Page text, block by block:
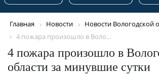
Главная Новости
Новости Вологодской
4 пожара произошло в Воло...
4 пожара произошло в
области за минувшие сутки